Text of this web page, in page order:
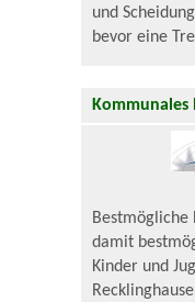
und
bevor eine
Bestmögliche
damit
Kinder und